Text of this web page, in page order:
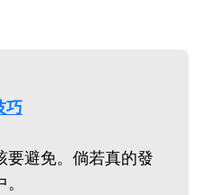
巧
要避免。倘若真的發
任帶爸媽提前了解小一校園